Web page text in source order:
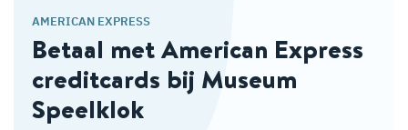
AMERICAN EXPRESS
Betaal met American Express
creditcards bij Museum
Speelklok